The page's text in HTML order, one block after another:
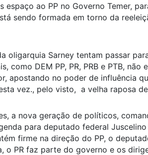
espaço ao PP no Governo Temer,
sendo formada em torno da
oligarquia Sarney tentam passar
como DEM PP, PR, PRB e PTB, não
apostando no poder de influência
vez., pelo visto, a velha raposa
a nova geração de políticos,
para deputado federal
firme na direção do PP, o
o PR faz parte do governo e os